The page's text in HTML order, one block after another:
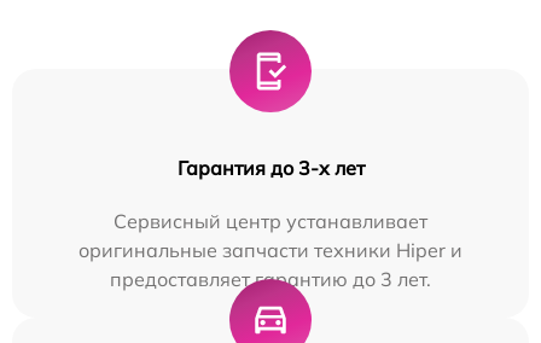
Гарантия до 3-х лет
Сервисный центр устанавливает
оригинальные запчасти техники Hiper и
предоставляет гарантию до 3 лет.